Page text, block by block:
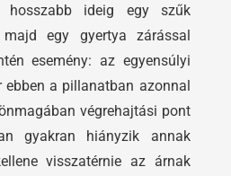
ideig egy szűk
egy gyertya zárással
esemény: az egyensúlyi
ebben a pillanatban azonnal
végrehajtási pont
gyakran hiányzik annak
visszatérnie az árnak